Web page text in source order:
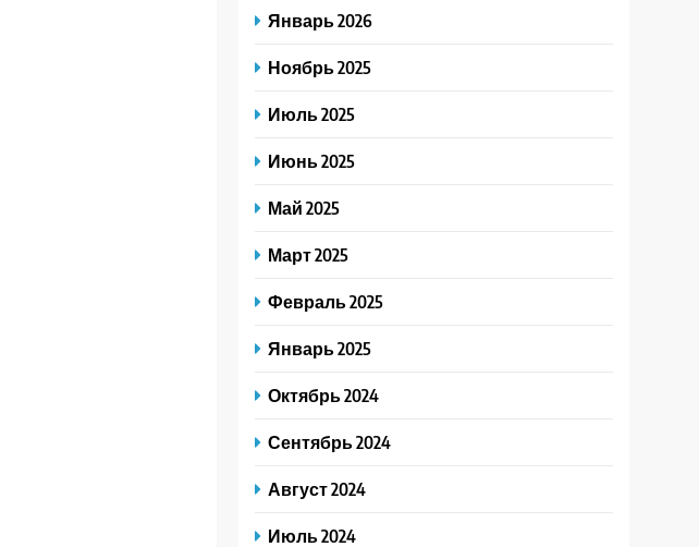
Январь 2026
Ноябрь 2025
Июль 2025
Июнь 2025
Май 2025
Март 2025
Февраль 2025
Январь 2025
Октябрь 2024
Сентябрь 2024
Август 2024
Июль 2024